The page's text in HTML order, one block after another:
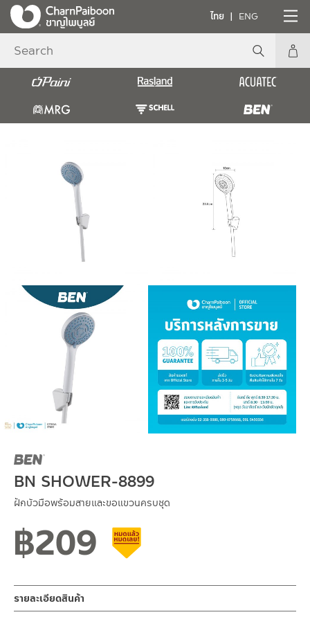
ไทย ENG
BN SHOWER-8899
ฝักบัวมือพร้อมสายและขอแขวนครบชุด
฿209
รายละเอียดสินค้า